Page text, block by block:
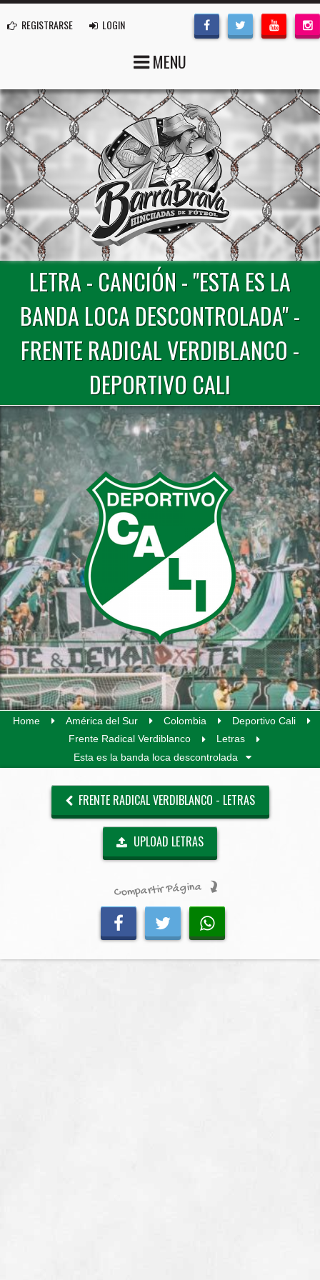
REGISTRARSE LOGIN
MENU
LETRA - CANCIÓN - "ESTA ES LA
BANDA LOCA DESCONTROLADA" -
FRENTE RADICAL VERDIBLANCO -
DEPORTIVO CALI
Home América del Sur Colombia
Deportivo Cali
Frente Radical Verdiblanco
Letras
Esta es la banda loca descontrolada
FRENTE RADICAL VERDIBLANCO - LETRAS
UPLOAD LETRAS
Compartir Página